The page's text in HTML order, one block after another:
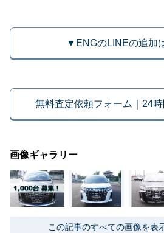
▼ENGのLINEの追加
無料査定依頼フォーム｜24時
画像ギャラリー
この記事のすべての画像を表